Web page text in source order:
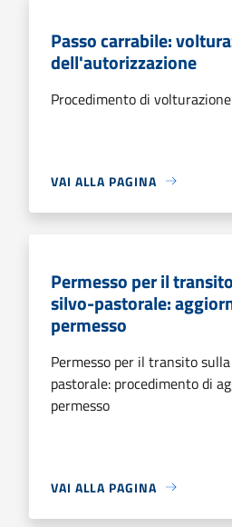
Passo carrabile:
dell'autorizzazione
Procedimento di
VAI ALLA PAGINA
Permesso per il
silvo-pastorale:
permesso
Permesso per il transito
pastorale: procedimento di
permesso
VAI ALLA PAGINA